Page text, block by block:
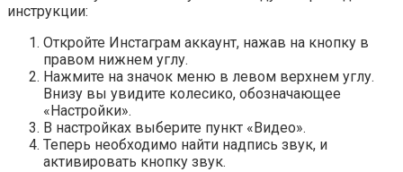
инструкции:
Откройте Инстаграм аккаунт, нажав на кнопку в
правом нижнем углу.
Нажмите на значок меню в левом верхнем углу.
Внизу вы увидите колесико, обозначающее
«Настройки».
В настройках выберите пункт «Видео».
Теперь необходимо найти надпись звук, и
активировать кнопку звук.